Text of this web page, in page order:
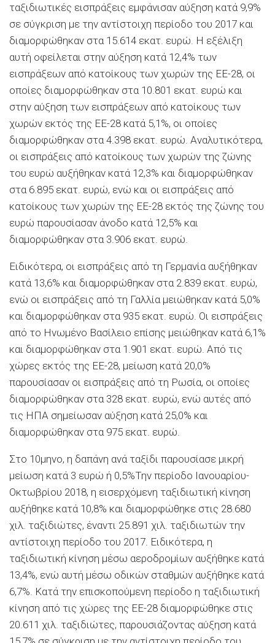
ταξιδιωτικές εισπράξεις εμφάνισαν αύξηση κατά 9,9%
σε σύγκριση με την αντίστοιχη περίοδο του 2017 και
διαμορφώθηκαν στα 15.614 εκατ. ευρώ. Η εξέλιξη
αυτή οφείλεται στην αύξηση κατά 12,4% των
εισπράξεων από κατοίκους των χωρών της ΕΕ-28, οι
οποίες διαμορφώθηκαν στα 10.801 εκατ. ευρώ και
στην αύξηση των εισπράξεων από κατοίκους των
χωρών εκτός της ΕΕ-28 κατά 5,1%, οι οποίες
διαμορφώθηκαν στα 4.398 εκατ. ευρώ. Αναλυτικότερα,
οι εισπράξεις από κατοίκους των χωρών της ζώνης
του ευρώ αυξήθηκαν κατά 12,3% και διαμορφώθηκαν
στα 6.895 εκατ. ευρώ, ενώ και οι εισπράξεις από
κατοίκους των χωρών της ΕΕ-28 εκτός της ζώνης του
ευρώ παρουσίασαν άνοδο κατά 12,5% και
διαμορφώθηκαν στα 3.906 εκατ. ευρώ.
Ειδικότερα, οι εισπράξεις από τη Γερμανία αυξήθηκαν
κατά 13,6% και διαμορφώθηκαν στα 2.839 εκατ. ευρώ,
ενώ οι εισπράξεις από τη Γαλλία μειώθηκαν κατά 5,0%
και διαμορφώθηκαν στα 935 εκατ. ευρώ. Οι εισπράξεις
από το Ηνωμένο Βασίλειο επίσης μειώθηκαν κατά 6,1%
και διαμορφώθηκαν στα 1.901 εκατ. ευρώ. Από τις
χώρες εκτός της ΕΕ-28, μείωση κατά 20,0%
παρουσίασαν οι εισπράξεις από τη Ρωσία, οι οποίες
διαμορφώθηκαν στα 328 εκατ. ευρώ, ενώ αυτές από
τις ΗΠΑ σημείωσαν αύξηση κατά 25,0% και
διαμορφώθηκαν στα 975 εκατ. ευρώ.
Στο 10μηνο, η δαπάνη ανά ταξίδι παρουσίασε μικρή
μείωση κατά 3 ευρώ ή 0,5%Την περίοδο Ιανουαρίου-
Οκτωβρίου 2018, η εισερχόμενη ταξιδιωτική κίνηση
αυξήθηκε κατά 10,8% και διαμορφώθηκε στις 28.680
χιλ. ταξιδιώτες, έναντι 25.891 χιλ. ταξιδιωτών την
αντίστοιχη περίοδο του 2017. Ειδικότερα, η
ταξιδιωτική κίνηση μέσω αεροδρομίων αυξήθηκε κατά
13,4%, ενώ αυτή μέσω οδικών σταθμών αυξήθηκε κατά
6,7%. Κατά την επισκοπούμενη περίοδο η ταξιδιωτική
κίνηση από τις χώρες της ΕΕ-28 διαμορφώθηκε στις
20.611 χιλ. ταξιδιώτες, παρουσιάζοντας αύξηση κατά